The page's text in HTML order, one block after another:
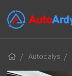
Autodalys